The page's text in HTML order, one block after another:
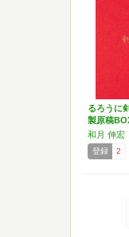
るろうに
製原稿
和月 伸宏
登録 2